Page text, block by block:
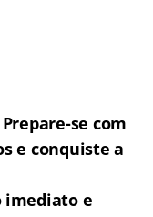
se com
e conquiste a
imediato e